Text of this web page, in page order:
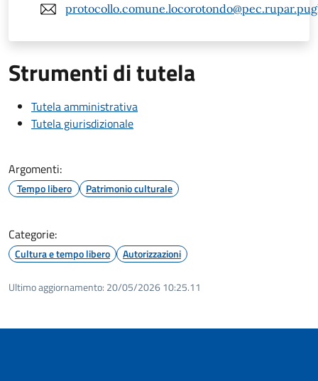
Strumenti di tutela
Tutela amministrativa
Tutela giurisdizionale
Argomenti:
Tempo libero Patrimonio culturale
Categorie:
Cultura e tempo libero Autorizzazioni
Ultimo aggiornamento: 20/05/2026 10:25.11